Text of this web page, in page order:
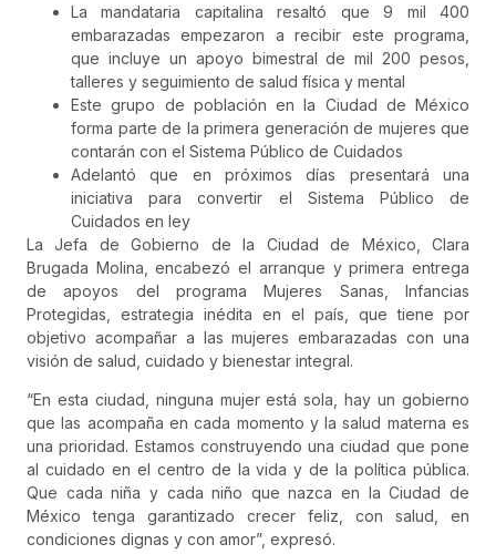
La mandataria capitalina resaltó que 9 mil 400
embarazadas empezaron a recibir este programa,
que incluye un apoyo bimestral de mil 200 pesos,
talleres y seguimiento de salud física y mental
Este grupo de población en la Ciudad de México
forma parte de la primera generación de mujeres que
contarán con el Sistema Público de Cuidados
Adelantó que en próximos días presentará una
iniciativa para convertir el Sistema Público de
Cuidados en ley
La Jefa de Gobierno de la Ciudad de México, Clara
Brugada Molina, encabezó el arranque y primera entrega
de apoyos del programa Mujeres Sanas, Infancias
Protegidas, estrategia inédita en el país, que tiene por
objetivo acompañar a las mujeres embarazadas con una
visión de salud, cuidado y bienestar integral.
“En esta ciudad, ninguna mujer está sola, hay un gobierno
que las acompaña en cada momento y la salud materna es
una prioridad. Estamos construyendo una ciudad que pone
al cuidado en el centro de la vida y de la política pública.
Que cada niña y cada niño que nazca en la Ciudad de
México tenga garantizado crecer feliz, con salud, en
condiciones dignas y con amor”, expresó.